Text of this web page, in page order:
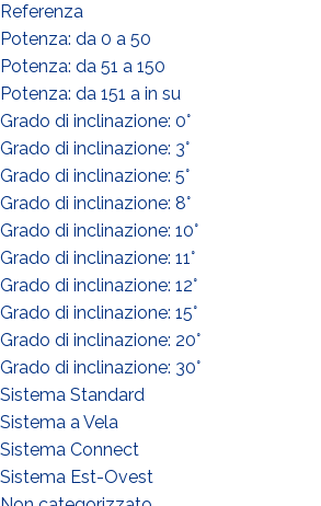
Referenza
Potenza: da 0 a 50
Potenza: da 51 a 150
Potenza: da 151 a in su
Grado di inclinazione: 0°
Grado di inclinazione: 3°
Grado di inclinazione: 5°
Grado di inclinazione: 8°
Grado di inclinazione: 10°
Grado di inclinazione: 11°
Grado di inclinazione: 12°
Grado di inclinazione: 15°
Grado di inclinazione: 20°
Grado di inclinazione: 30°
Sistema Standard
Sistema a Vela
Sistema Connect
Sistema Est-Ovest